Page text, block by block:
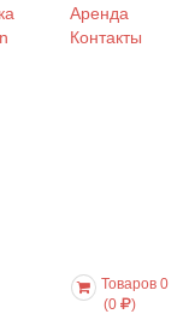
Аренда
Контакты
Товаров 0
(0
)